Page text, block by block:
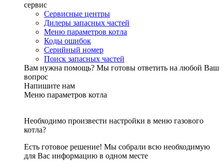
сервис
Сервисные центры
Дилеры запасных частей
Меню параметров котла
Коды ошибок
Серийный номер
Поиск запасных частей
Вам нужна помощь? Мы готовы ответить на любой Ваш
вопрос
Напишите нам
Меню параметров котла
Необходимо произвести настройки в меню газового
котла?
Есть готовое решение! Мы собрали всю необходимую
для Вас информацию в одном месте